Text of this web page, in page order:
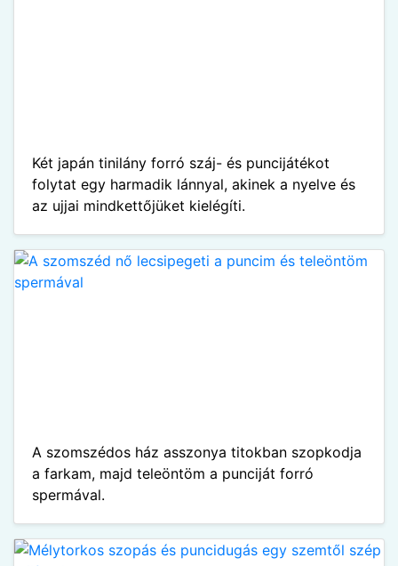
Két japán tinilány forró száj- és puncijátékot
folytat egy harmadik lánnyal, akinek a nyelve és
az ujjai mindkettőjüket kielégíti.
A szomszédos ház asszonya titokban szopkodja
a farkam, majd teleöntöm a punciját forró
spermával.